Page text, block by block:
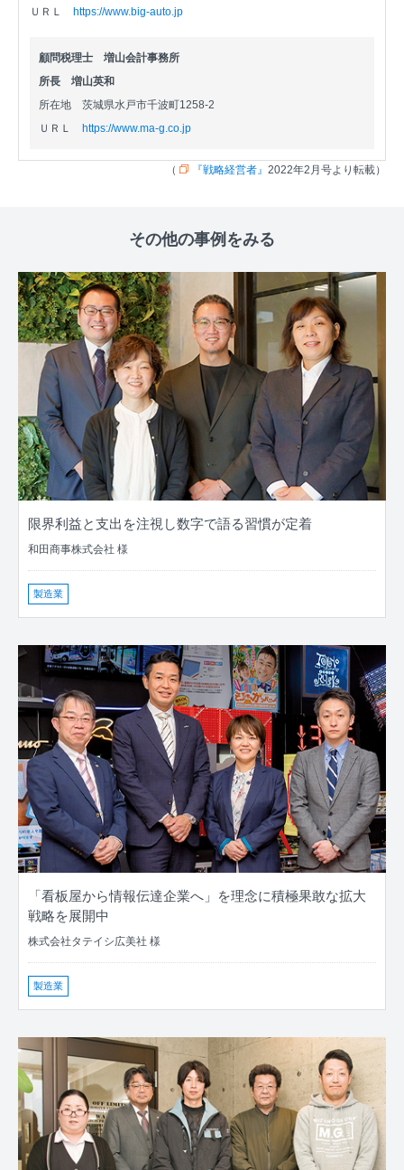
ＵＲＬ https://www.big-auto.jp
顧問税理士 増山会計事務所
所長 増山英和
所在地
茨城県水戸市千波町1258-2
ＵＲＬ
https://www.ma-g.co.jp
（ 『戦略経営者』 2022年2月号より転載）
その他の事例をみる
限界利益と支出を注視し数字で語る習慣が定着
和田商事株式会社 様
製造業
「看板屋から情報伝達企業へ」を理念に積極果敢な拡大
戦略を展開中
株式会社タテイシ広美社 様
製造業